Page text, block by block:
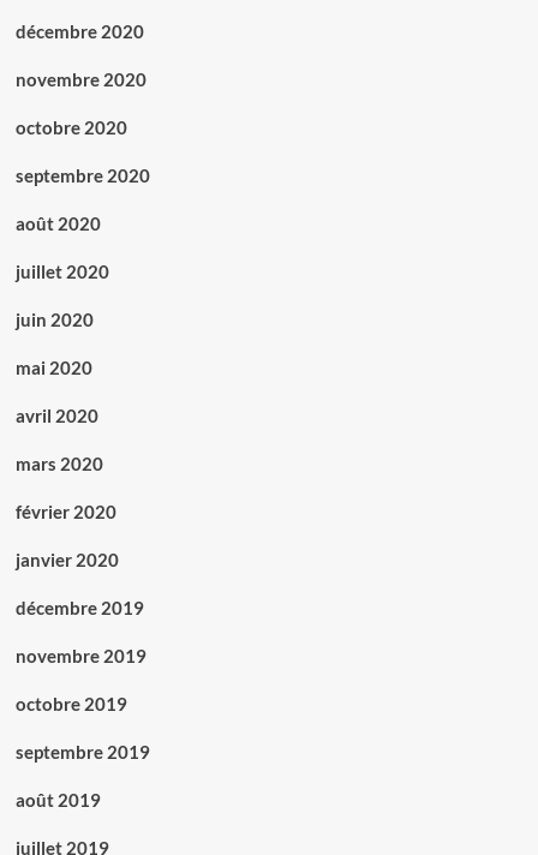
décembre 2020
novembre 2020
octobre 2020
septembre 2020
août 2020
juillet 2020
juin 2020
mai 2020
avril 2020
mars 2020
février 2020
janvier 2020
décembre 2019
novembre 2019
octobre 2019
septembre 2019
août 2019
juillet 2019